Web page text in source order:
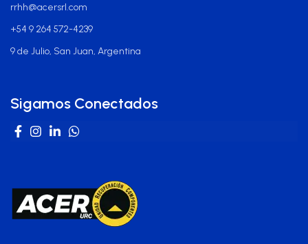
rrhh@acersrl.com
+54 9 264 572-4239
9 de Julio, San Juan, Argentina
Sigamos Conectados